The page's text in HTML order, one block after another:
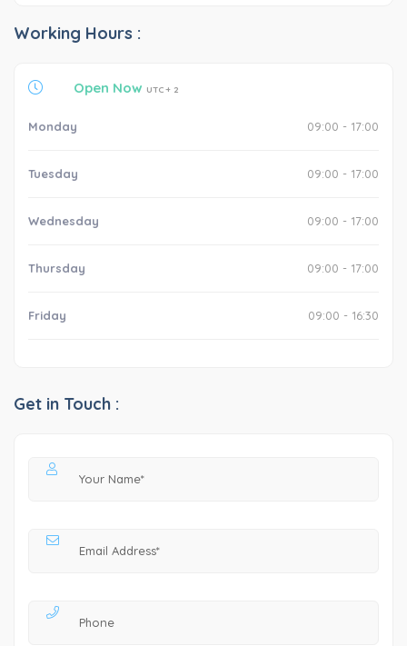
Working Hours :
Open Now UTC + 2
Monday 09:00 - 17:00
Tuesday 09:00 - 17:00
Wednesday 09:00 - 17:00
Thursday 09:00 - 17:00
Friday 09:00 - 16:30
Get in Touch :